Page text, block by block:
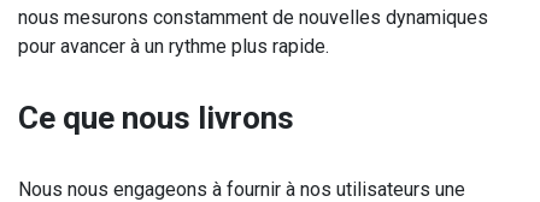
nous mesurons constamment de nouvelles dynamiques
pour avancer à un rythme plus rapide.
Ce que nous livrons
Nous nous engageons à fournir à nos utilisateurs une